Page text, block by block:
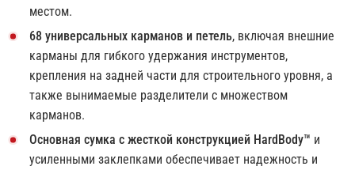
местом.
68 универсальных карманов и петель, включая внешние
карманы для гибкого удержания инструментов,
крепления на задней части для строительного уровня, а
также вынимаемые разделители с множеством
карманов.
Основная сумка с жесткой конструкцией HardBody™ и
усиленными заклепками обеспечивает надежность и